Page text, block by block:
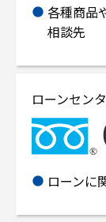
各種商品
相談先
ローンセン
ローンに